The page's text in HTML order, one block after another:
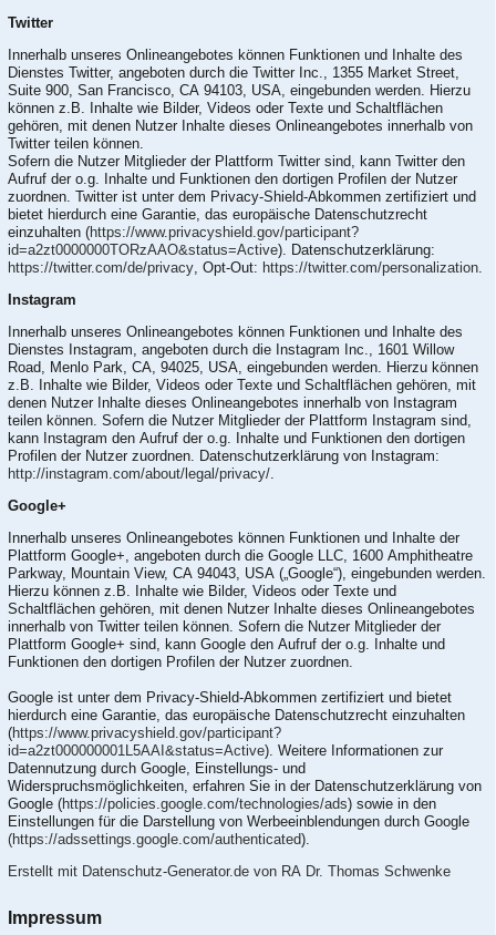
Twitter
Innerhalb unseres Onlineangebotes können Funktionen und Inhalte des
Dienstes Twitter, angeboten durch die Twitter Inc., 1355 Market Street,
Suite 900, San Francisco, CA 94103, USA, eingebunden werden. Hierzu
können z.B. Inhalte wie Bilder, Videos oder Texte und Schaltflächen
gehören, mit denen Nutzer Inhalte dieses Onlineangebotes innerhalb von
Twitter teilen können.
Sofern die Nutzer Mitglieder der Plattform Twitter sind, kann Twitter den
Aufruf der o.g. Inhalte und Funktionen den dortigen Profilen der Nutzer
zuordnen. Twitter ist unter dem Privacy-Shield-Abkommen zertifiziert und
bietet hierdurch eine Garantie, das europäische Datenschutzrecht
einzuhalten (https://www.privacyshield.gov/participant?
id=a2zt0000000TORzAAO&status=Active). Datenschutzerklärung:
https://twitter.com/de/privacy , Opt-Out: https://twitter.com/personalization
Instagram
Innerhalb unseres Onlineangebotes können Funktionen und Inhalte des
Dienstes Instagram, angeboten durch die Instagram Inc., 1601 Willow
Road, Menlo Park, CA, 94025, USA, eingebunden werden. Hierzu können
z.B. Inhalte wie Bilder, Videos oder Texte und Schaltflächen gehören, mit
denen Nutzer Inhalte dieses Onlineangebotes innerhalb von Instagram
teilen können. Sofern die Nutzer Mitglieder der Plattform Instagram sind,
kann Instagram den Aufruf der o.g. Inhalte und Funktionen den dortigen
Profilen der Nutzer zuordnen. Datenschutzerklärung von Instagram:
http://instagram.com/about/legal/privacy/
Google+
Innerhalb unseres Onlineangebotes können Funktionen und Inhalte der
Plattform Google+, angeboten durch die Google LLC, 1600 Amphitheatre
Parkway, Mountain View, CA 94043, USA („Google“), eingebunden werden.
Hierzu können z.B. Inhalte wie Bilder, Videos oder Texte und
Schaltflächen gehören, mit denen Nutzer Inhalte dieses Onlineangebotes
innerhalb von Twitter teilen können. Sofern die Nutzer Mitglieder der
Plattform Google+ sind, kann Google den Aufruf der o.g. Inhalte und
Funktionen den dortigen Profilen der Nutzer zuordnen.
Google ist unter dem Privacy-Shield-Abkommen zertifiziert und bietet
hierdurch eine Garantie, das europäische Datenschutzrecht einzuhalten
(https://www.privacyshield.gov/participant?
id=a2zt000000001L5AAI&status=Active). Weitere Informationen zur
Datennutzung durch Google, Einstellungs- und
Widerspruchsmöglichkeiten, erfahren Sie in der Datenschutzerklärung von
Google (https://policies.google.com/technologies/ads) sowie in den
Einstellungen für die Darstellung von Werbeeinblendungen durch Google
(https://adssettings.google.com/authenticated).
Erstellt mit Datenschutz-Generator.de von RA Dr. Thomas Schwenke
Impressum